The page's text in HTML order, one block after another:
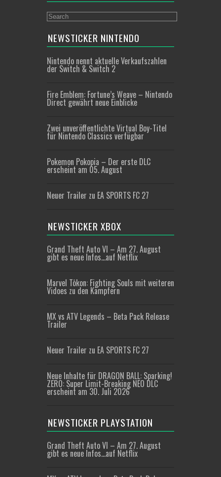
NEWSTICKER NINTENDO
Nintendo nennt aktuelle Verkaufszahlen
der Switch & Switch 2
Fire Emblem: Fortune’s Weave – Nintendo
Direct gewährt neue Einblicke
Zwei unveröffentlichte Virtual Boy-Titel
für Nintendo Classics verfügbar
Pokemon Pokopia – Der erste DLC
erscheint am 05. August
Neuer Trailer zu EA SPORTS FC 27
NEWSTICKER XBOX
Grand Theft Auto VI – Am 27. August
gibt es neue Infos…auf Netflix
Marvel Tōkon: Fighting Souls mit weiteren
Vidoes zu den Kämpfern
MX vs ATV Legends – Beta Pack Release
Trailer
Neuer Trailer zu EA SPORTS FC 27
Neue Inhalte für DRAGON BALL: Sparking!
ZERO: Super Limit-Breaking NEO DLC
erscheint am 30. Juli 2026
NEWSTICKER PLAYSTATION
Grand Theft Auto VI – Am 27. August
gibt es neue Infos…auf Netflix